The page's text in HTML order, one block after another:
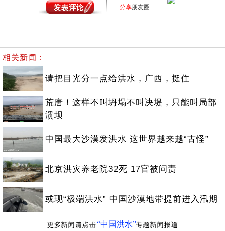
分享朋友圈
相关新闻：
请把目光分一点给洪水，广西，挺住
荒唐！这样不叫坍塌不叫决堤，只能叫局部
溃坝
中国最大沙漠发洪水 这世界越来越“古怪”
北京洪灾养老院32死 17官被问责
或现“极端洪水” 中国沙漠地带提前进入汛期
“中国洪水”